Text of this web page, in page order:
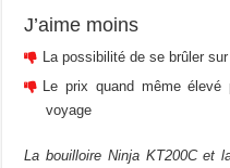
J’aime moins
La possibilité de se brûler
Le prix quand même
voyage
La bouilloire Ninja KT200C et